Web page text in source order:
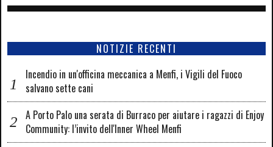
NOTIZIE RECENTI
Incendio in un'officina meccanica a Menfi, i Vigili del Fuoco
salvano sette cani
A Porto Palo una serata di Burraco per aiutare i ragazzi di Enjoy
Community: l’invito dell'Inner Wheel Menfi